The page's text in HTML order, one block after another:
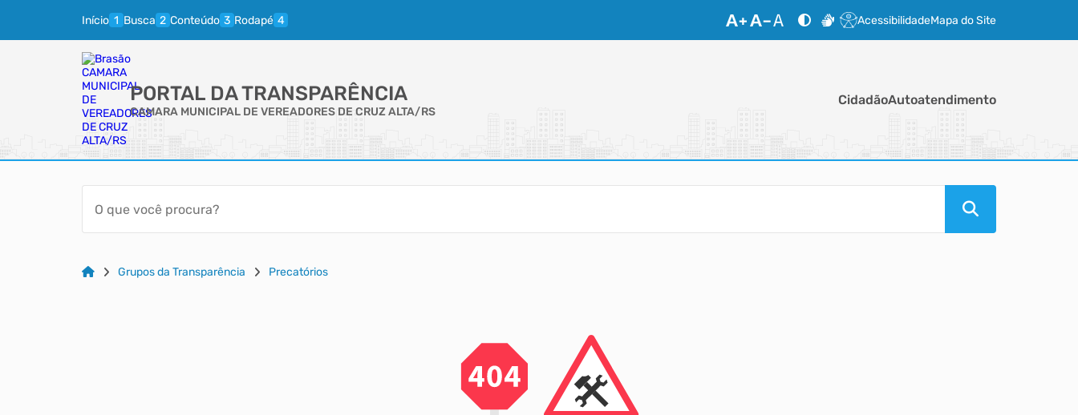
Início Busca Conteúdo Rodapé AcessibilidadeMapa do Site
PORTAL DA TRANSPARÊNCIA
CAMARA MUNICIPAL DE VEREADORES DE CRUZ ALTA/RS
CidadãoAutoatendimento
Grupos da Transparência Precatórios